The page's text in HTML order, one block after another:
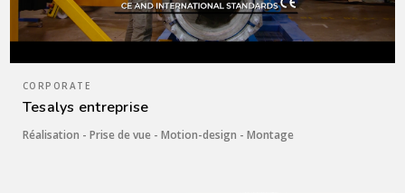
CORPORATE
Tesalys entreprise
Réalisation - Prise de vue - Motion-design - Montage